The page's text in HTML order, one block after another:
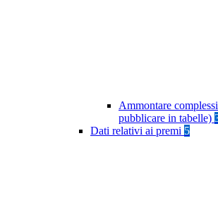
Ammontare
pubblicare in tabelle)
Dati relativi ai premi 5